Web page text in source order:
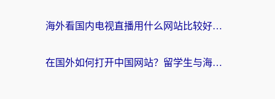
海外看国内电视直播用什么网站比较好？一篇解决你所有追剧难题的实用指南
在国外如何打开中国网站？留学生与海外华人的无缝访问指南